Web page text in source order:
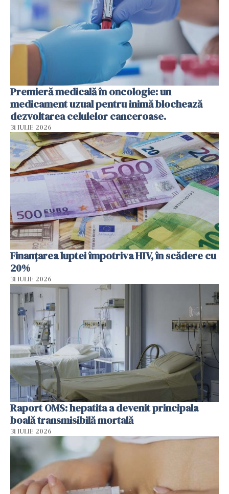
Premieră medicală în oncologie: un
medicament uzual pentru inimă blochează
dezvoltarea celulelor canceroase.
31 IULIE 2026
Finanțarea luptei împotriva HIV, în scădere cu
20%
31 IULIE 2026
Raport OMS: hepatita a devenit principala
boală transmisibilă mortală
31 IULIE 2026